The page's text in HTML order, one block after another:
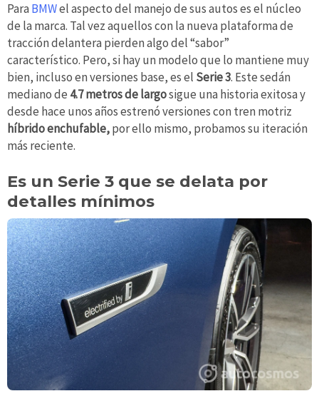
Para BMWel aspecto del manejo de sus autos es el núcleo
de la marca. Tal vez aquellos con la nueva plataforma de
tracción delantera pierden algo del “sabor”
característico. Pero, si hay un modelo que lo mantiene muy
bien, incluso en versiones base, es el Serie 3. Este sedán
mediano de 4.7 metros de largosigue una historia exitosa y
desde hace unos años estrenó versiones con tren motriz
híbrido enchufable,por ello mismo, probamos su iteración
más reciente.
Es un Serie 3 que se delata por
detalles mínimos